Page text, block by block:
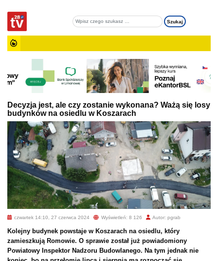
Decyzja jest, ale czy zostanie wykonana? Ważą się losy
budynków na osiedlu w Koszarach
czwartek 14:10, 27 czerwca 2024 Wyświetleń: 8 126 Autor: pgrab
Kolejny budynek powstaje w Koszarach na osiedlu, który
zamieszkują Romowie. O sprawie został już powiadomiony
Powiatowy Inspektor Nadzoru Budowlanego. Na tym jednak nie